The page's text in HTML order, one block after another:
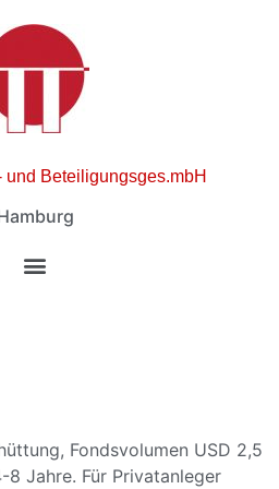
und Beteiligungsges.mbH
Fondsvolumen USD 2,5
8 Jahre. Für Privatanleger